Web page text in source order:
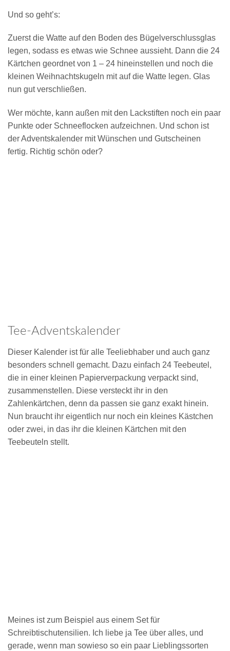
Und so geht’s:
Zuerst die Watte auf den Boden des Bügelverschlussglas
legen, sodass es etwas wie Schnee aussieht. Dann die 24
Kärtchen geordnet von 1 – 24 hineinstellen und noch die
kleinen Weihnachtskugeln mit auf die Watte legen. Glas
nun gut verschließen.
Wer möchte, kann außen mit den Lackstiften noch ein paar
Punkte oder Schneeflocken aufzeichnen. Und schon ist
der Adventskalender mit Wünschen und Gutscheinen
fertig. Richtig schön oder?
Tee-Adventskalender
Dieser Kalender ist für alle Teeliebhaber und auch ganz
besonders schnell gemacht. Dazu einfach 24 Teebeutel,
die in einer kleinen Papierverpackung verpackt sind,
zusammenstellen. Diese versteckt ihr in den
Zahlenkärtchen, denn da passen sie ganz exakt hinein.
Nun braucht ihr eigentlich nur noch ein kleines Kästchen
oder zwei, in das ihr die kleinen Kärtchen mit den
Teebeuteln stellt.
Meines ist zum Beispiel aus einem Set für
Schreibtischutensilien. Ich liebe ja Tee über alles, und
gerade, wenn man sowieso so ein paar Lieblingssorten